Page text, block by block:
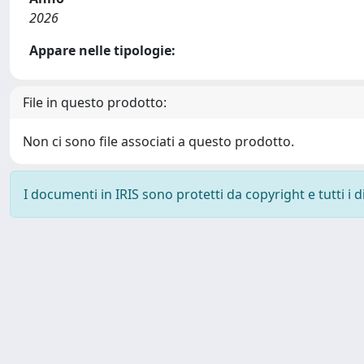
2026
Appare nelle tipologie:
File in questo prodotto:
Non ci sono file associati a questo prodotto.
I documenti in IRIS sono protetti da copyright e tutti i